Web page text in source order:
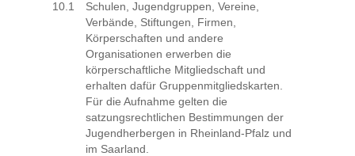
10.1
Schulen, Jugendgruppen, Vereine,
Verbände, Stiftungen, Firmen,
Körperschaften und andere
Organisationen erwerben die
körperschaftliche Mitgliedschaft und
erhalten dafür Gruppenmitgliedskarten.
Für die Aufnahme gelten die
satzungsrechtlichen Bestimmungen der
Jugendherbergen in Rheinland-Pfalz und
im Saarland.